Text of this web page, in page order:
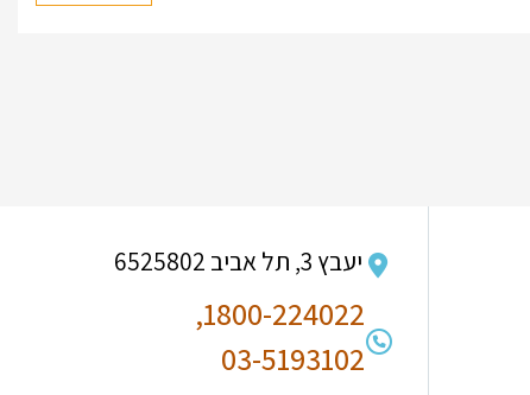
יעבץ 3, תל אביב 6525802
1800-224022,
03-5193102